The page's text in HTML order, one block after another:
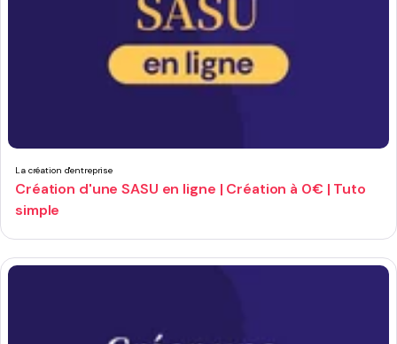
La création d'entreprise
Création d'une SASU en ligne | Création à 0€ | Tuto
simple